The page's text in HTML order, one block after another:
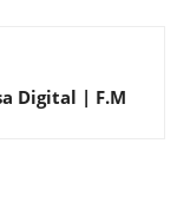
Digital | F.M